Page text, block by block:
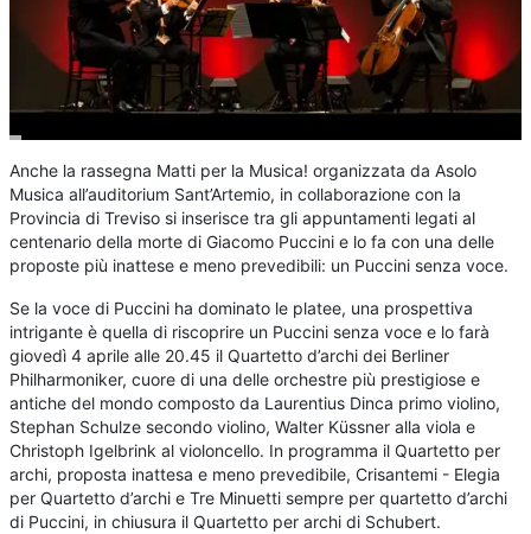
Anche la rassegna Matti per la Musica! organizzata da Asolo
Musica all’auditorium Sant’Artemio, in collaborazione con la
Provincia di Treviso si inserisce tra gli appuntamenti legati al
centenario della morte di Giacomo Puccini e lo fa con una delle
proposte più inattese e meno prevedibili: un Puccini senza voce.
Se la voce di Puccini ha dominato le platee, una prospettiva
intrigante è quella di riscoprire un Puccini senza voce e lo farà
giovedì 4 aprile alle 20.45 il Quartetto d’archi dei Berliner
Philharmoniker, cuore di una delle orchestre più prestigiose e
antiche del mondo composto da Laurentius Dinca primo violino,
Stephan Schulze secondo violino, Walter Küssner alla viola e
Christoph Igelbrink al violoncello. In programma il Quartetto per
archi, proposta inattesa e meno prevedibile, Crisantemi - Elegia
per Quartetto d’archi e Tre Minuetti sempre per quartetto d’archi
di Puccini, in chiusura il Quartetto per archi di Schubert.